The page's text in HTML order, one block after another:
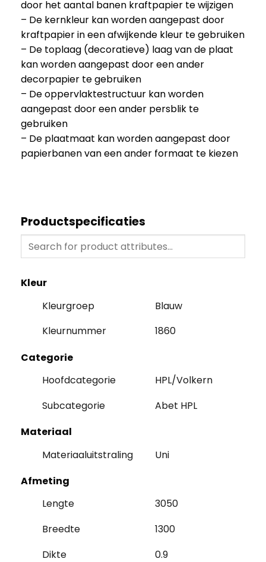
door het aantal banen kraftpapier te wijzigen
– De kernkleur kan worden aangepast door
kraftpapier in een afwijkende kleur te gebruiken
– De toplaag (decoratieve) laag van de plaat
kan worden aangepast door een ander
decorpapier te gebruiken
– De oppervlaktestructuur kan worden
aangepast door een ander persblik te
gebruiken
– De plaatmaat kan worden aangepast door
papierbanen van een ander formaat te kiezen
Productspecificaties
Kleur
Kleurgroep
Blauw
Kleurnummer
1860
Categorie
Hoofdcategorie
HPL/Volkern
Subcategorie
Abet HPL
Materiaal
Materiaaluitstraling
Uni
Afmeting
Lengte
3050
Breedte
1300
Dikte
0.9